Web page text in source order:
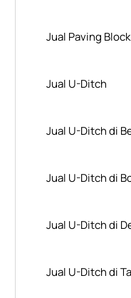
Jual Paving
Jual U-Ditch
Jual U-Ditch di
Jual U-Ditch di
Jual U-Ditch di
Jual U-Ditch di